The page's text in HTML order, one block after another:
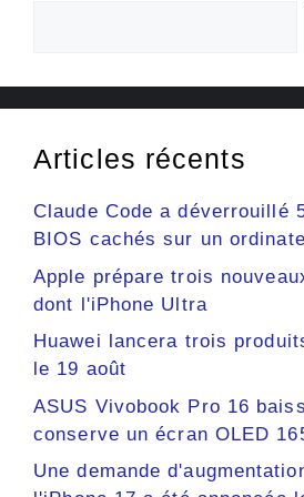
Articles récents
Claude Code a déverrouillé
BIOS cachés sur un
Apple prépare trois
dont l'iPhone Ultra
Huawei lancera trois
le 19 août
ASUS Vivobook Pro 16
conserve un écran OLED
Une demande